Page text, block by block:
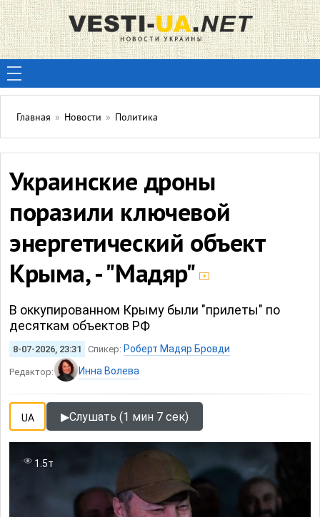
Главная » Новости » Политика
Украинские дроны
поразили ключевой
энергетический объект
Крыма, - "Мадяр"
В оккупированном Крыму были "прилеты" по
десяткам объектов РФ
8-07-2026, 23:31 Спикер: Роберт Мадяр Бровди
Редактор: Инна Волева
UA ▶Слушать (1 мин 7 сек)
1.5т